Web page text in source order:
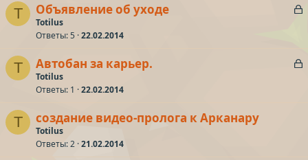
T
З
Объявление об уходе
Totilus
Ответы 5 22.02.2014
T
З
Автобан за карьер.
Totilus
Ответы 1 22.02.2014
T создание видео-пролога к Арканару
Totilus
Ответы 2 21.02.2014